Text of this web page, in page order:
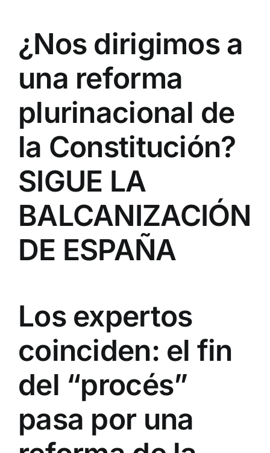
¿Nos dirigimos a
una reforma
plurinacional de
la Constitución?
SIGUE LA
BALCANIZACIÓN
DE ESPAÑA
Los expertos
coinciden: el fin
del “procés”
pasa por una